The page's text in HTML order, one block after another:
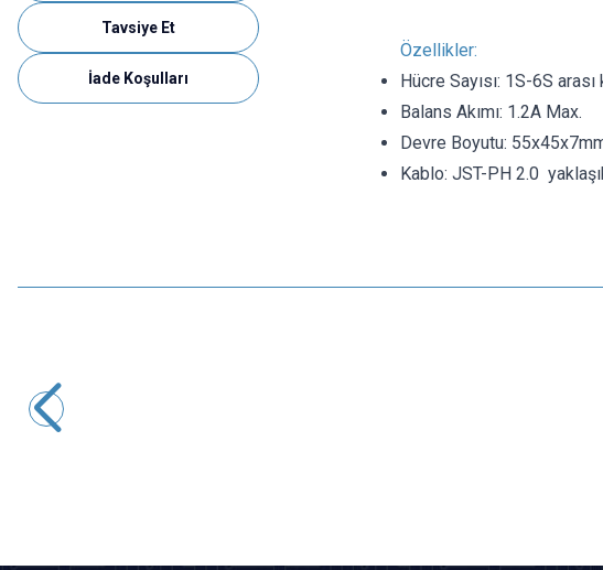
Tavsiye Et
İade Koşulları
Özellikler:
Hücre Sayısı: 1S-6S
Balans Akımı: 1.2A Max.
Devre Boyutu:
Kablo: JST-PH 2.0